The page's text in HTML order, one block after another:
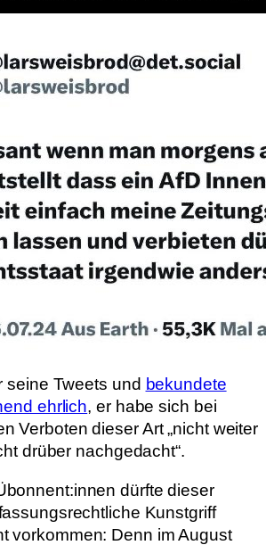
seine Tweets und bekundete
ehrlich, er habe sich bei
Verboten dieser Art „nicht weiter
drüber nachgedacht“.
dürfte dieser
Kunstgriff
vorkommen: Denn im August